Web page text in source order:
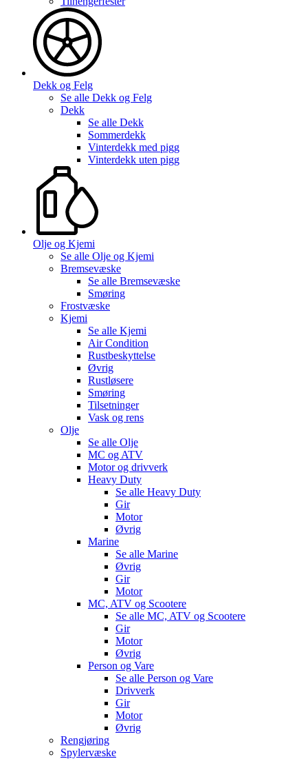
Dekk og Felg
Se alle Dekk og Felg
Dekk
Se alle Dekk
Sommerdekk
Vinterdekk med pigg
Vinterdekk uten pigg
Olje og Kjemi
Se alle Olje og Kjemi
Bremsevæske
Se alle Bremsevæske
Smøring
Frostvæske
Kjemi
Se alle Kjemi
Air Condition
Rustbeskyttelse
Øvrig
Rustløsere
Smøring
Tilsetninger
Vask og rens
Olje
Se alle Olje
MC og ATV
Motor og drivverk
Heavy Duty
Se alle Heavy Duty
Gir
Motor
Øvrig
Marine
Se alle Marine
Øvrig
Gir
Motor
MC, ATV og Scootere
Se alle MC, ATV og Scootere
Gir
Motor
Øvrig
Person og Vare
Se alle Person og Vare
Drivverk
Gir
Motor
Øvrig
Rengjøring
Spylervæske